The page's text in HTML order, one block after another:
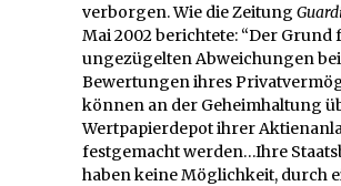
verborgen. Wie die Zeitung
Mai 2002 berichtete: “Der Grund
ungezügelten Abweichungen
Bewertungen ihres
können an der Geheimhaltung
Wertpapierdepot ihrer
festgemacht werden…Ihre
haben keine Möglichkeit, durch